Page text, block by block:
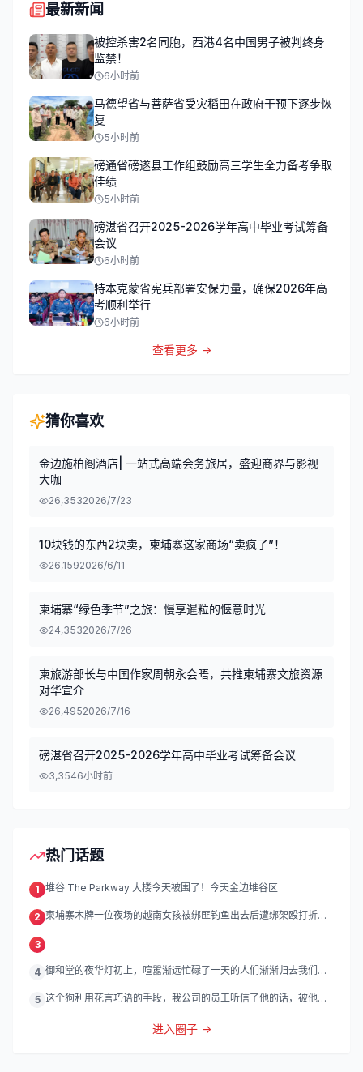
最新新闻
被控杀害2名同胞，西港4名中国男子被判终身
监禁！
6小时前
马德望省与菩萨省受灾稻田在政府干预下逐步恢
复
5小时前
磅通省磅遂县工作组鼓励高三学生全力备考争取
佳绩
5小时前
磅湛省召开2025-2026学年高中毕业考试筹备
会议
6小时前
特本克蒙省宪兵部署安保力量，确保2026年高
考顺利举行
6小时前
查看更多 →
猜你喜欢
金边施柏阁酒店| 一站式高端会务旅居，盛迎商界与影视
大咖
26,3532026/7/23
10块钱的东西2块卖，柬埔寨这家商场“卖疯了”！
26,1592026/6/11
柬埔寨“绿色季节”之旅：慢享暹粒的惬意时光
24,3532026/7/26
柬旅游部长与中国作家周朝永会晤，共推柬埔寨文旅资源
对华宣介
26,4952026/7/16
磅湛省召开2025-2026学年高中毕业考试筹备会议
3,3546小时前
热门话题
1 堆谷 The Parkway 大楼今天被围了！今天金边堆谷区
2 柬埔寨木牌一位夜场的越南女孩被绑匪钓鱼出去后遭绑架殴打折
3
4 御和堂的夜华灯初上，喧嚣渐远忙碌了一天的人们渐渐归去我们的
5 这个狗利用花言巧语的手段，我公司的员工听信了他的话，被他带
进入圈子 →